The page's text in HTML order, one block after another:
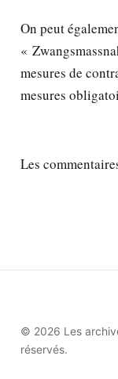
On peut
«
mesures de
mesures
Les
© 2026 Les
réservés.